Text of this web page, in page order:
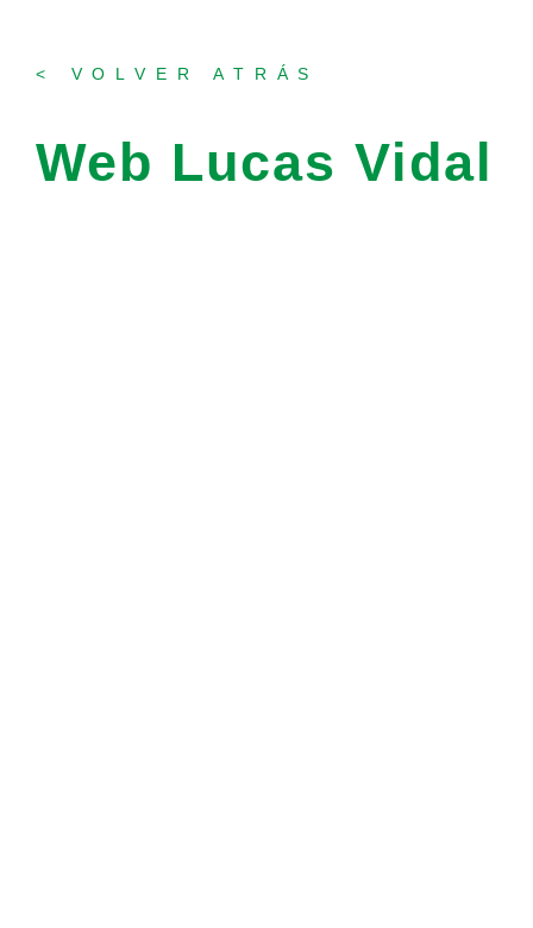
< VOLVER ATRÁS
Web Lucas Vidal